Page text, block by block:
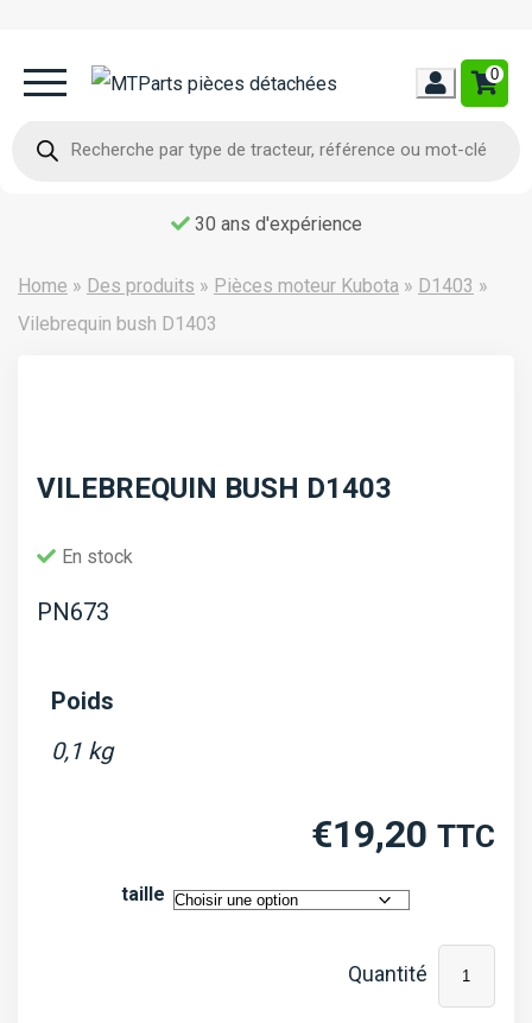
0
produits
30 ans d'expérience
Home » Des produits » Pièces moteur Kubota » D1403 »
Vilebrequin bush D1403
VILEBREQUIN BUSH D1403
En stock
PN673
Poids
0,1 kg
€19,20 TTC
taille
de